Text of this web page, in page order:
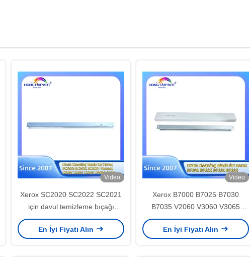
Video
Xerox SC2020 SC2022 SC2021
için davul temizleme bıçağı
Yazıcı Versant C2060 C2263
C2265 C3060 C7030 C7020
En İyi Fiyatı Alın
Video
Xerox B7000 B7025 B7030
B7035 V2060 V3060 V3065
V3070 V4070 V5070 V3560
Yazıcı Ofis Malzemeleri için
En İyi Fiyatı Alın